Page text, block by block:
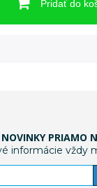
Pridať do
NOVINKY PRIAMO
informácie vždy